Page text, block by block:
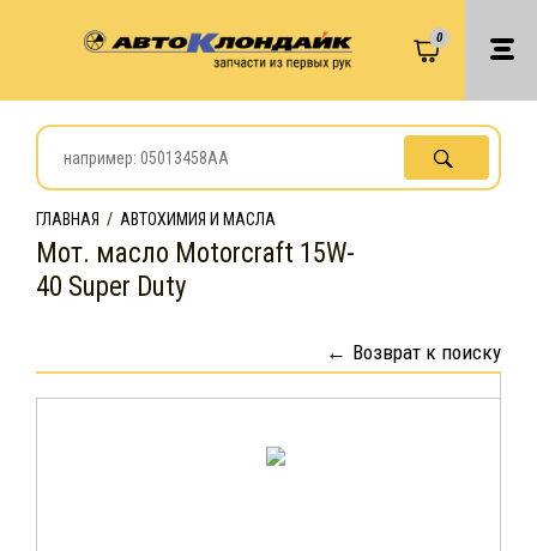
0
ГЛАВНАЯ / АВТОХИМИЯ И МАСЛА
Мот. масло Motorcraft 15W-
40 Super Duty
Возврат к поиску